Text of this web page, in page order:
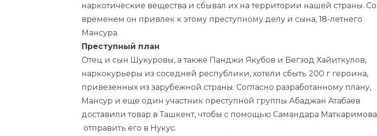
наркотические вещества и сбывал их на территории нашей страны. Со
временем он привлек к этому преступному делу и сына, 18-летнего
Мансура.
Преступный план
Отец и сын Шукуровы, а также Панджи Якубов и Бегзод Хайиткулов,
наркокурьеры из соседней республики, хотели сбыть 200 г героина,
привезенных из зарубежной страны. Согласно разработанному плану,
Мансур и еще один участник преступной группы Абаджан Атабаев
доставили товар в Ташкент, чтобы с помощью Самандара Маткаримова
отправить его в Нукус.